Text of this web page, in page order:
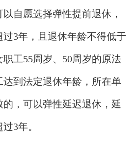
自愿选择弹性提前退休，
3年，且退休年龄不得低于
职工55周岁、50周岁的原法
达到法定退休年龄，所在单
，可以弹性延迟退休，延
3年。